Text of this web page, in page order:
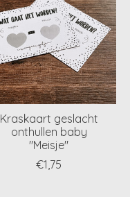
Kraskaart geslacht
onthullen baby
"Meisje"
€1,75